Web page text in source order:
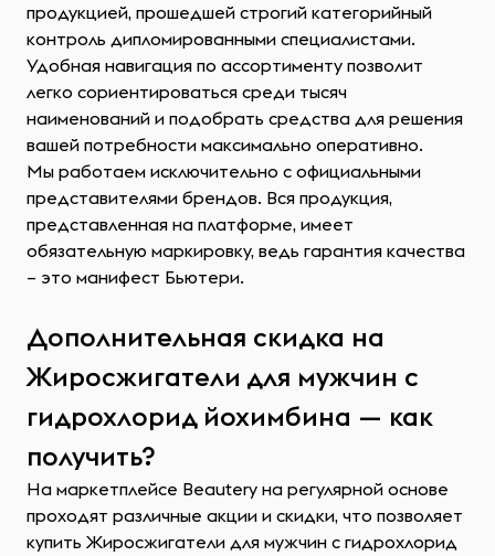
продукцией, прошедшей строгий категорийный
контроль дипломированными специалистами.
Удобная навигация по ассортименту позволит
легко сориентироваться среди тысяч
наименований и подобрать средства для решения
вашей потребности максимально оперативно.
Мы работаем исключительно с официальными
представителями брендов. Вся продукция,
представленная на платформе, имеет
обязательную маркировку, ведь гарантия качества
– это манифест Бьютери.
Дополнительная скидка на
Жиросжигатели для мужчин с
гидрохлорид йохимбина — как
получить?
На маркетплейсе Beautery на регулярной основе
проходят различные акции и скидки, что позволяет
купить Жиросжигатели для мужчин с гидрохлорид